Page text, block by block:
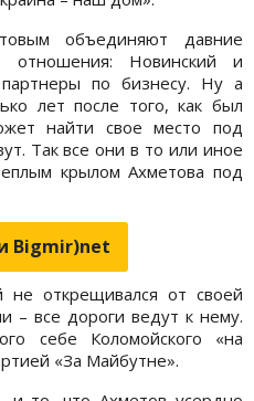
объединяют давние
отношения: Новинский и
по бизнесу. Ну а
лет после того, как был
найти свое место под
Так все они в то или иное
крылом Ахметова под
Bigmir)net
не открещивался от своей
– все дороги ведут к нему.
себе Коломойского «на
«За Майбутне».